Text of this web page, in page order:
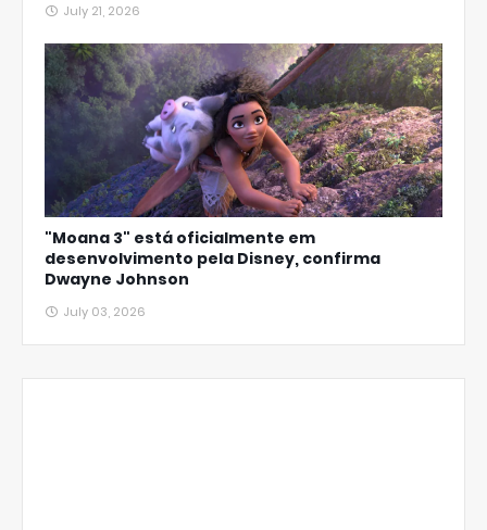
July 21, 2026
"Moana 3" está oficialmente em
desenvolvimento pela Disney, confirma
Dwayne Johnson
July 03, 2026